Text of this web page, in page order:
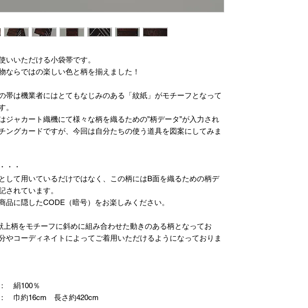
いいただける小袋帯です。
ならではの楽しい色と柄を揃えました！
帯は機業者にはとてもなじみのある「紋紙」がモチーフとなって
。
ジャカート織機にて様々な柄を織るための”柄データ”が入力され
ングカードですが、今回は自分たちの使う道具を図案にしてみま
・・
して用いているだけではなく、この柄にはB面を織るための柄デ
されています。
品に隠したCODE（暗号）をお楽しみください。
上柄をモチーフに斜めに組み合わせた動きのある柄となってお
やコーディネイトによってご着用いただけるようになっておりま
絹100％
巾約16cm 長さ約420cm